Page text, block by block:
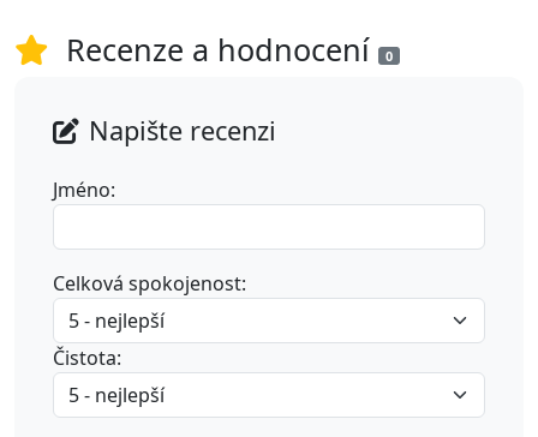
Recenze a hodnocení 0
Napište recenzi
Jméno:
Celková spokojenost:
Čistota: